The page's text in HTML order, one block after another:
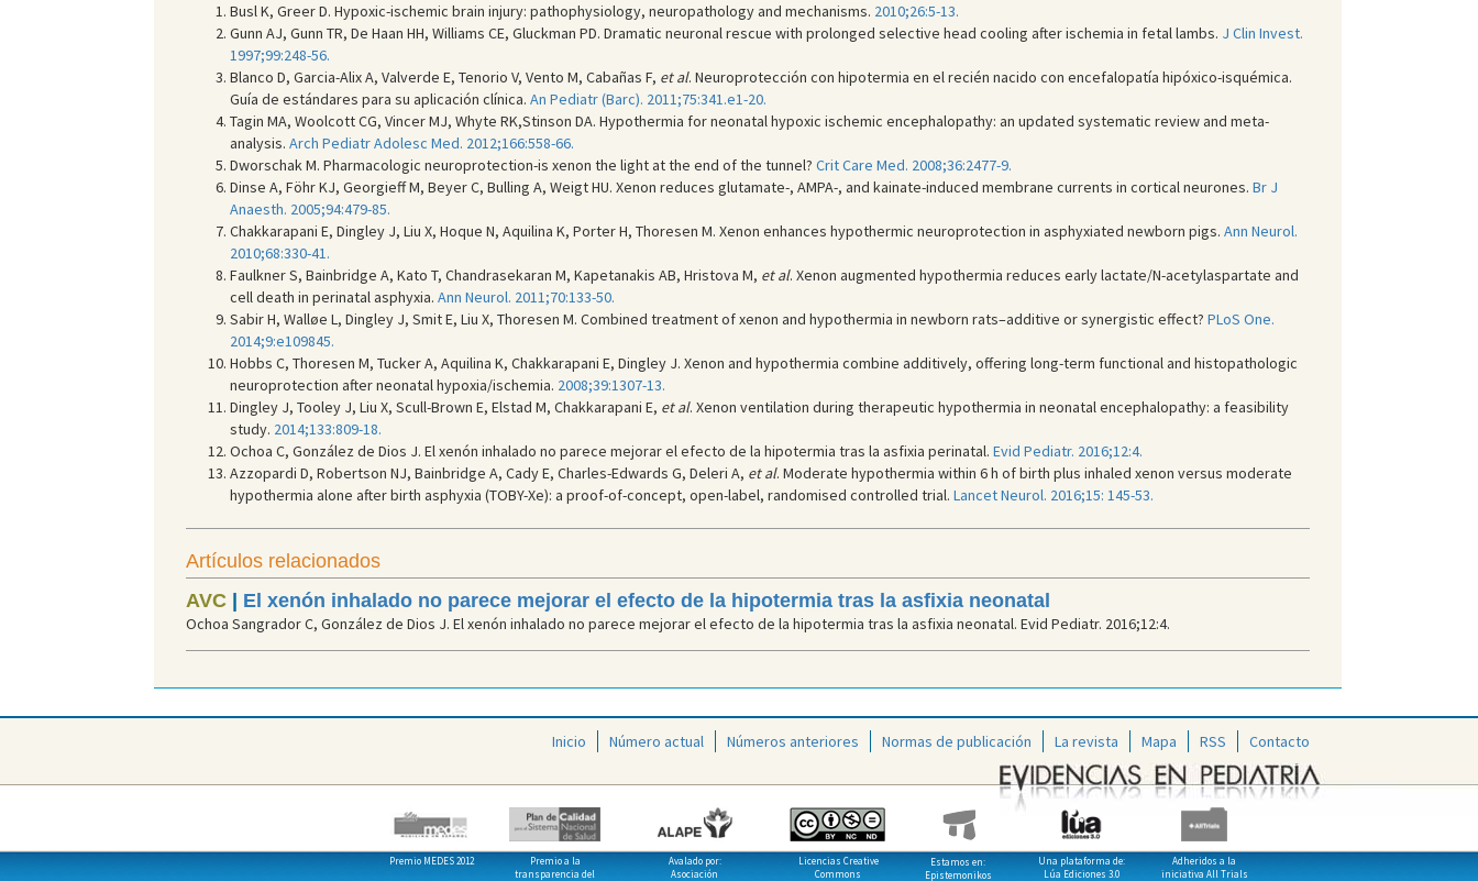
Busl K, Greer D. Hypoxic-ischemic brain injury: pathophysiology, neuropathology and mechanisms. 2010;26:5-13.
Gunn AJ, Gunn TR, De Haan HH, Williams CE, Gluckman PD. Dramatic neuronal rescue with prolonged selective head cooling after ischemia in fetal lambs. J Clin Invest.
1997;99:248-56.
Blanco D, Garcia-Alix A, Valverde E, Tenorio V, Vento M, Cabañas F, et al. Neuroprotección con hipotermia en el recién nacido con encefalopatía hipóxico-isquémica.
Guía de estándares para su aplicación clínica. An Pediatr (Barc). 2011;75:341.e1-20.
Tagin MA, Woolcott CG, Vincer MJ, Whyte RK,Stinson DA. Hypothermia for neonatal hypoxic ischemic encephalopathy: an updated systematic review and meta-
analysis. Arch Pediatr Adolesc Med. 2012;166:558-66.
Dworschak M. Pharmacologic neuroprotection-is xenon the light at the end of the tunnel? Crit Care Med. 2008;36:2477-9.
Dinse A, Föhr KJ, Georgieff M, Beyer C, Bulling A, Weigt HU. Xenon reduces glutamate-, AMPA-, and kainate-induced membrane currents in cortical neurones. Br J
Anaesth. 2005;94:479-85.
Chakkarapani E, Dingley J, Liu X, Hoque N, Aquilina K, Porter H, Thoresen M. Xenon enhances hypothermic neuroprotection in asphyxiated newborn pigs. Ann Neurol.
2010;68:330-41.
Faulkner S, Bainbridge A, Kato T, Chandrasekaran M, Kapetanakis AB, Hristova M, et al. Xenon augmented hypothermia reduces early lactate/N-acetylaspartate and
cell death in perinatal asphyxia. Ann Neurol. 2011;70:133-50.
Sabir H, Walløe L, Dingley J, Smit E, Liu X, Thoresen M. Combined treatment of xenon and hypothermia in newborn rats–additive or synergistic effect? PLoS One.
2014;9:e109845.
Hobbs C, Thoresen M, Tucker A, Aquilina K, Chakkarapani E, Dingley J. Xenon and hypothermia combine additively, offering long-term functional and histopathologic
neuroprotection after neonatal hypoxia/ischemia. 2008;39:1307-13.
Dingley J, Tooley J, Liu X, Scull-Brown E, Elstad M, Chakkarapani E, et al. Xenon ventilation during therapeutic hypothermia in neonatal encephalopathy: a feasibility
study. 2014;133:809-18.
Ochoa C, González de Dios J. El xenón inhalado no parece mejorar el efecto de la hipotermia tras la asfixia perinatal. Evid Pediatr. 2016;12:4.
Azzopardi D, Robertson NJ, Bainbridge A, Cady E, Charles-Edwards G, Deleri A, et al. Moderate hypothermia within 6 h of birth plus inhaled xenon versus moderate
hypothermia alone after birth asphyxia (TOBY-Xe): a proof-of-concept, open-label, randomised controlled trial. Lancet Neurol. 2016;15: 145-53.
Artículos relacionados
AVC| El xenón inhalado no parece mejorar el efecto de la hipotermia tras la asfixia neonatal
Ochoa Sangrador C, González de Dios J. El xenón inhalado no parece mejorar el efecto de la hipotermia tras la asfixia neonatal. Evid Pediatr. 2016;12:4.
Inicio Número actual Números anteriores Normas de publicación La revista Mapa RSS Contacto
Premio MEDES 2012
Premio a la
transparencia del
Avalado por:
Asociación
Licencias Creative
Commons
Estamos en:
Epistemonikos
Una plataforma de:
Lúa Ediciones 3.0
Adheridos a la
iniciativa All Trials